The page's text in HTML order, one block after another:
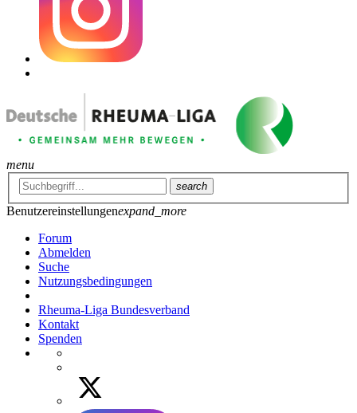
menu
search
Benutzereinstellungenexpand_more
Forum
Abmelden
Suche
Nutzungsbedingungen
Rheuma-Liga Bundesverband
Kontakt
Spenden